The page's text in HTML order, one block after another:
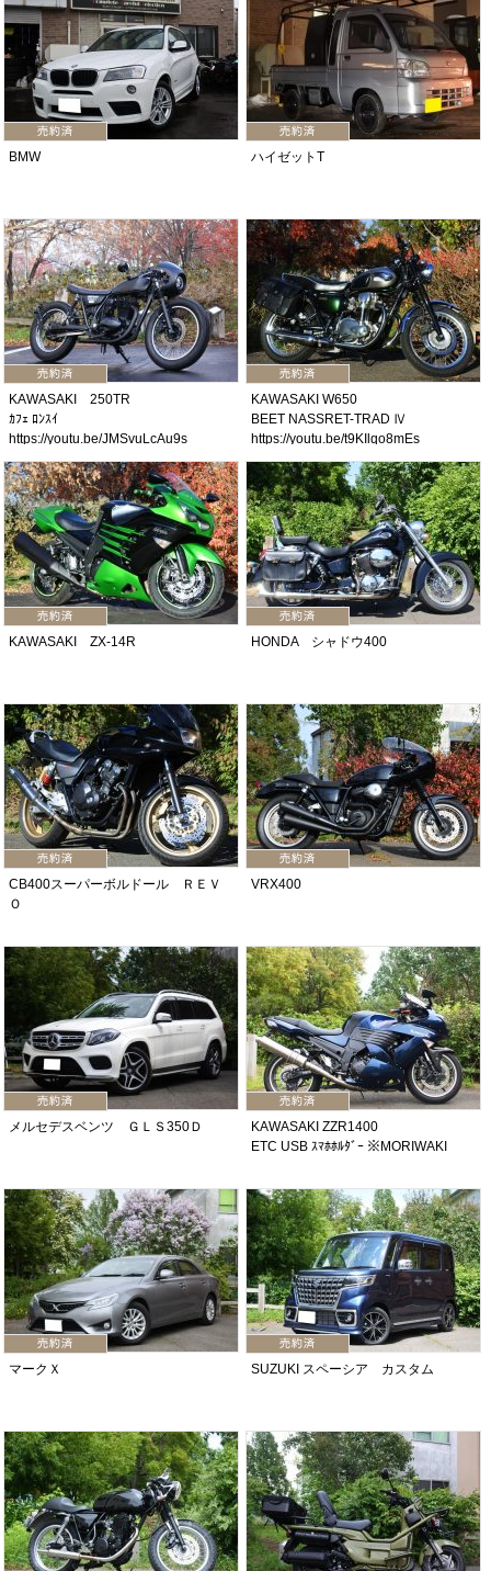
BMW ハイゼットT
KAWASAKI 250TR
ｶﾌｪ ﾛﾝｽｲ
https://youtu.be/JMSvuLcAu9s
KAWASAKI W650
BEET NASSRET-TRAD Ⅳ
https://youtu.be/t9KIlqo8mEs
KAWASAKI ZX-14R HONDA シャドウ400
CB400スーパーボルドール ＲＥＶ
Ｏ
VRX400
メルセデスベンツ ＧＬＳ350Ｄ
KAWASAKI ZZR1400
ETC USB ｽﾏﾎﾎﾙﾀﾞｰ ※MORIWAKI
マークＸ SUZUKI スペーシア カスタム